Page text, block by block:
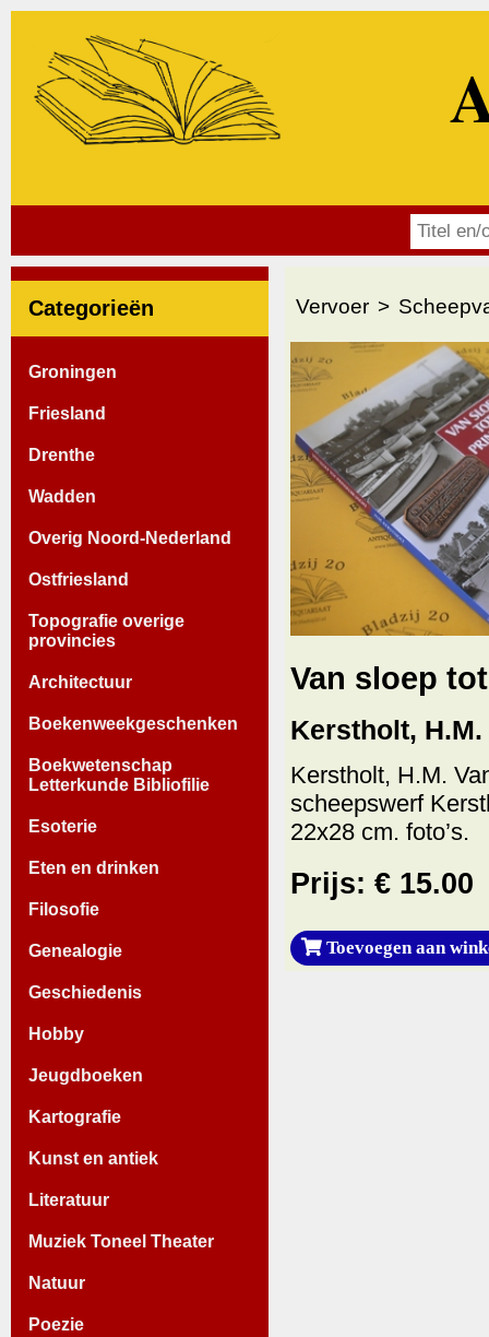
Categorieën
Groningen
Friesland
Drenthe
Wadden
Overig Noord-Nederland
Ostfriesland
Topografie overige
provincies
Architectuur
Boekenweekgeschenken
Boekwetenschap
Letterkunde Bibliofilie
Esoterie
Eten en drinken
Filosofie
Genealogie
Geschiedenis
Hobby
Jeugdboeken
Kartografie
Kunst en antiek
Literatuur
Muziek Toneel Theater
Natuur
Poezie
Vervoer
Van sloep
Kerstholt, H.M.
Kerstholt, H.M.
scheepswerf
22x28 cm. foto’s.
Prijs: € 15.00
Toevoegen aan